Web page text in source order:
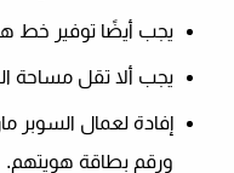
يجب أيضًا توفير خط
يجب ألا تقل مساحة
إفادة لعمال السوبر
ورقم بطاقة هويتهم.